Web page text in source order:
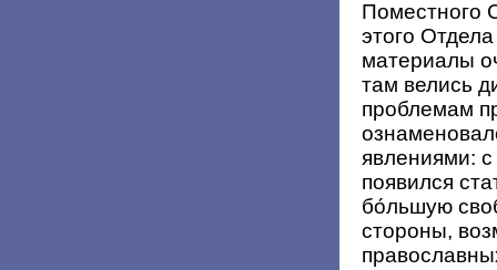
Поместного
этого
материалы
там велись
проблемам
явлениями:
появился
бо́льшую
стороны,